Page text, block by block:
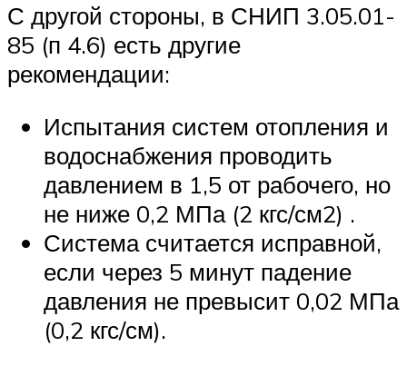
С другой стороны, в СНИП 3.05.01-
85 (п 4.6) есть другие
рекомендации:
Испытания систем отопления и
водоснабжения проводить
давлением в 1,5 от рабочего, но
не ниже 0,2 МПа (2 кгс/см2) .
Система считается исправной,
если через 5 минут падение
давления не превысит 0,02 МПа
(0,2 кгс/см).